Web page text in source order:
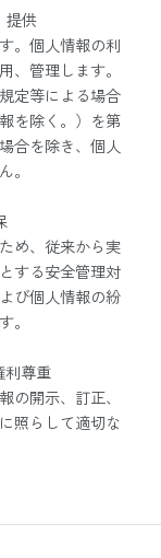
提供
。個人情報の利
、管理します。
定等による場合
を除く。）を第
合を除き、個人
。
め、従来から実
する安全管理対
び個人情報の紛
。
利尊重
の開示、訂正、
照らして適切な